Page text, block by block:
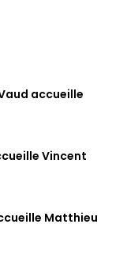
accueille
Vincent
Matthieu